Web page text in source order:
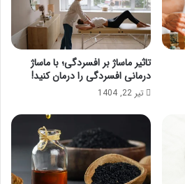
تاثیر ماساژ بر افسردگی؛ با ماساژ
درمانی افسردگی را درمان کنید!
تیر 22, 1404